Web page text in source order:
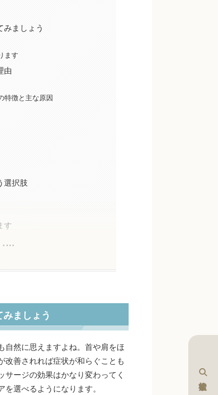
ましょう
ます
由
特徴と主な原因
選択肢
す
ましょう
自然に思えますよね。首や肩をほ
改善されれば症状が和らぐことも
ージの効果はかなり変わってく
選べるようになります。